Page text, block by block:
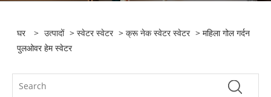
घर > उत्पादों >स्वेटर स्वेटर >क्रू नेक स्वेटर स्वेटर > महिला गोल गर्दन
पुलओवर हेम स्वेटर